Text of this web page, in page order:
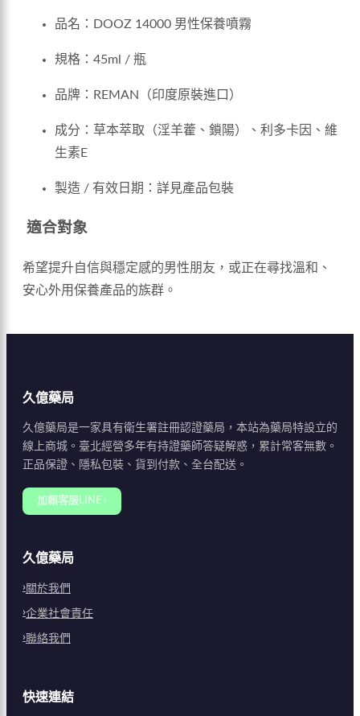
品名：DOOZ 14000 男性保養噴霧
規格：45ml / 瓶
品牌：REMAN（印度原裝進口）
成分：草本萃取（淫羊藿、鎖陽）、利多卡因、維
生素E
製造 / 有效日期：詳見產品包裝
適合對象
希望提升自信與穩定感的男性朋友，或正在尋找溫和、
安心外用保養產品的族群。
久億藥局
久億藥局是一家具有衛生署註冊認證藥局，本站為藥局特設立的
線上商城。臺北經營多年有持證藥師答疑解惑，累計常客無數。
正品保證、隱私包裝、貨到付款、全台配送。
加賴客服LINE ›
久億藥局
關於我們
企業社會責任
聯絡我們
快速連結